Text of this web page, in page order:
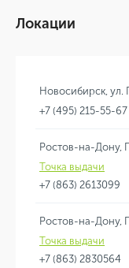
Локации
Новосибирск, ул.
+7 (495) 215-55-67
Ростов-на-Дону,
Точка выдачи
+7 (863) 2613099
Ростов-на-Дону,
Точка выдачи
+7 (863) 2830564